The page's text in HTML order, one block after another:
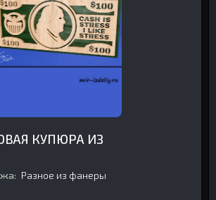
КУПЮРА ИЗ
Разное из фанеры